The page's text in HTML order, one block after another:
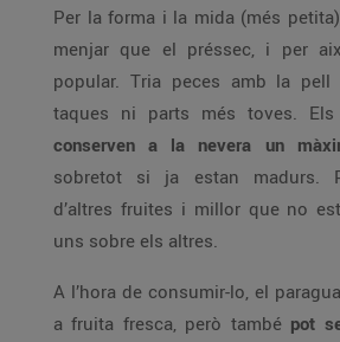
Per la forma i la mida (més
menjar que el préssec, i per
popular. Tria peces amb la pell
taques ni parts més toves. Els
conserven a la nevera un
sobretot si ja estan madurs.
d’altres fruites i millor que no
uns sobre els altres.
A l’hora de consumir-lo, el
a fruita fresca, però també pot